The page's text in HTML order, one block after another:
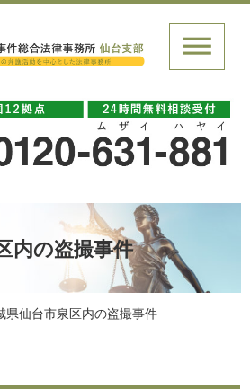
内の盗撮事件
県仙台市泉区内の盗撮事件